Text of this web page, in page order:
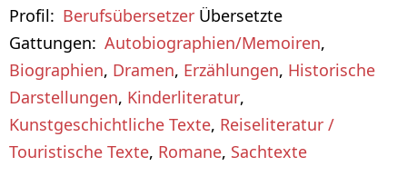
Profil
Berufsübersetzer Übersetzte
Gattungen
Autobiographien/Memoiren,
Biographien, Dramen, Erzählungen, Historische
Darstellungen, Kinderliteratur,
Kunstgeschichtliche Texte, Reiseliteratur /
Touristische Texte, Romane, Sachtexte